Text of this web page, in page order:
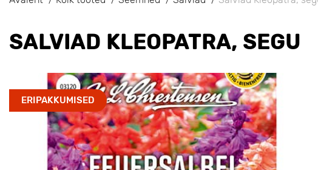
SALVIAD KLEOPATRA, SEGU
ERIPAKKUMISED